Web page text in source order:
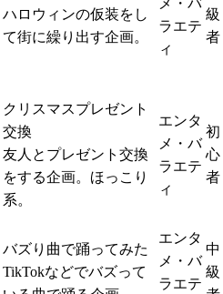
ハロウィンの仮装をし
て街に繰り出す企画。
ラエテ
ィ
級
者
クリスマスプレゼント
交換
友人とプレゼント交換
をする企画。ほっこり
系。
エンタ
メ・バ
ラエテ
ィ
初
心
者
バズり曲で踊ってみた
TikTokなどでバズって
エンタ
メ・バ
ラエテ
中
級